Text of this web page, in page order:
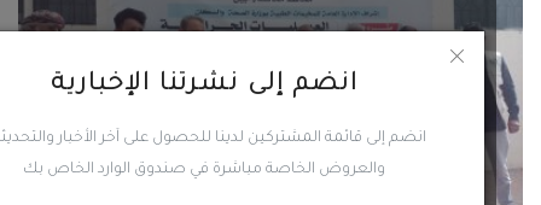
انضم إلى نشرتنا الإخبارية
انضم إلى قائمة المشتركين لدينا للحصول على آخر الأخبار والتحديثات
والعروض الخاصة مباشرة في صندوق الوارد الخاص بك